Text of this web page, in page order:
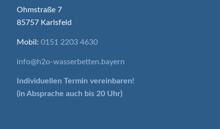
Ohmstraße 7
85757 Karlsfeld
Mobil: 0151 2203 4630
info@h2o-wasserbetten.bayern
Individuellen Termin vereinbaren!
(in Absprache auch bis 20 Uhr)